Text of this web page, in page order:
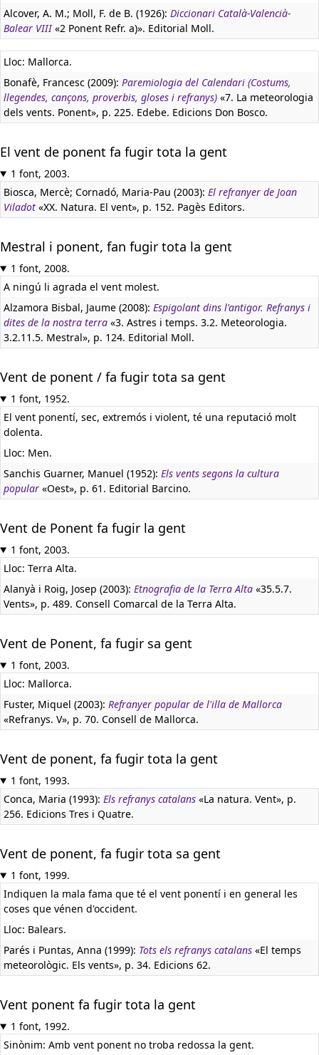
Alcover, A. M.; Moll, F. de B. (1926): Diccionari Català-Valencià-
Balear VIII«2 Ponent Refr. a)». Editorial Moll.
Lloc: Mallorca.
Bonafè, Francesc (2009): Paremiologia del Calendari (Costums,
llegendes, cançons, proverbis, gloses i refranys) «7. La meteorologia
dels vents. Ponent», p. 225. Edebe. Edicions Don Bosco.
El vent de ponent fa fugir tota la gent
1 font, 2003.
Biosca, Mercè; Cornadó, Maria-Pau (2003): El refranyer de Joan
Viladot «XX. Natura. El vent», p. 152. Pagès Editors.
Mestral i ponent, fan fugir tota la gent
1 font, 2008.
A ningú li agrada el vent molest.
Alzamora Bisbal, Jaume (2008): Espigolant dins l'antigor. Refranys i
dites de la nostra terra «3. Astres i temps. 3.2. Meteorologia.
3.2.11.5. Mestral», p. 124. Editorial Moll.
Vent de ponent / fa fugir tota sa gent
1 font, 1952.
El vent ponentí, sec, extremós i violent, té una reputació molt
dolenta.
Lloc: Men.
Sanchis Guarner, Manuel (1952): Els vents segons la cultura
popular «Oest», p. 61. Editorial Barcino.
Vent de Ponent fa fugir la gent
1 font, 2003.
Lloc: Terra Alta.
Alanyà i Roig, Josep (2003): Etnografia de la Terra Alta «35.5.7.
Vents», p. 489. Consell Comarcal de la Terra Alta.
Vent de Ponent, fa fugir sa gent
1 font, 2003.
Lloc: Mallorca.
Fuster, Miquel (2003): Refranyer popular de l'illa de Mallorca
«Refranys. V», p. 70. Consell de Mallorca.
Vent de ponent, fa fugir tota la gent
1 font, 1993.
Conca, Maria (1993): Els refranys catalans «La natura. Vent», p.
256. Edicions Tres i Quatre.
Vent de ponent, fa fugir tota sa gent
1 font, 1999.
Indiquen la mala fama que té el vent ponentí i en general les
coses que vénen d'occident.
Lloc: Balears.
Parés i Puntas, Anna (1999): Tots els refranys catalans «El temps
meteorològic. Els vents», p. 34. Edicions 62.
Vent ponent fa fugir tota la gent
1 font, 1992.
Sinònim: Amb vent ponent no troba redossa la gent.